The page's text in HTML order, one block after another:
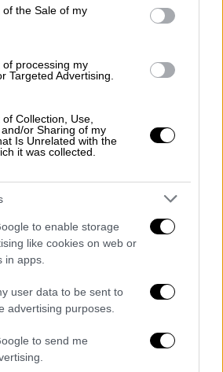
the Sale of my
processing my
Targeted Advertising.
Collection, Use,
or Sharing of my
Is Unrelated with the
it was collected.
to enable storage
like cookies on web or
in apps.
user data to be sent to
advertising purposes.
to send me
17:39
και άμεσα ελεύθερη
12χρονης που έπεσε
και μαστροπείας - Οι
προέκυψε από την έρευνα,
έτη 2019 έως 2024 είχε
23ρολογιών
χειρός,
161.300 ευρώ,
που προέκυψαν θα
Δ.Ο.Υ. για την επιβολή